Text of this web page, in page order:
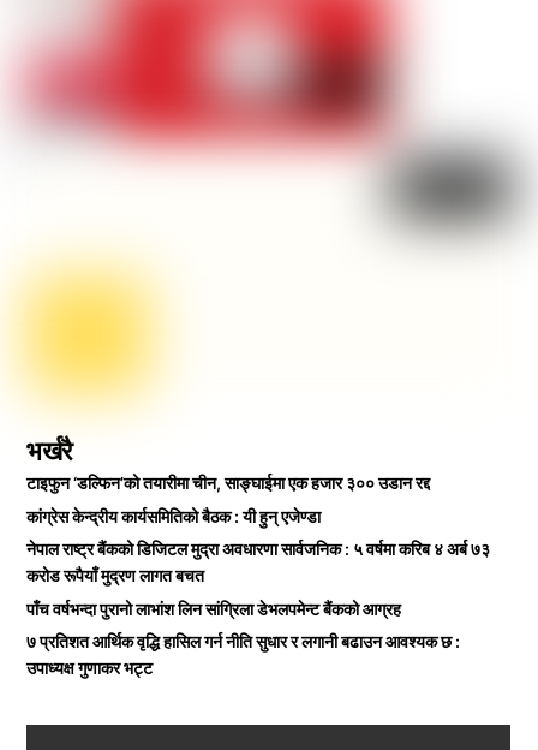
भर्खरै
टाइफुन ‘डल्फिन’को तयारीमा चीन, साङ्घाईमा एक हजार ३०० उडान रद्द
कांग्रेस केन्द्रीय कार्यसमितिको बैठक : यी हुन् एजेण्डा
नेपाल राष्ट्र बैंकको डिजिटल मुद्रा अवधारणा सार्वजनिक : ५ वर्षमा करिब ४ अर्ब ७३
करोड रूपैयाँ मुद्रण लागत बचत
पाँच वर्षभन्दा पुरानो लाभांश लिन सांग्रिला डेभलपमेन्ट बैंकको आग्रह
७ प्रतिशत आर्थिक वृद्धि हासिल गर्न नीति सुधार र लगानी बढाउन आवश्यक छ :
उपाध्यक्ष गुणाकर भट्ट